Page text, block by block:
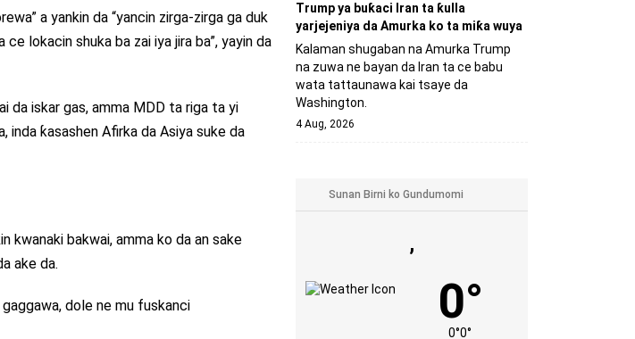
a yankin da “yancin zirga-zirga ga duk
lokacin shuka ba zai iya jira ba”, yayin da
da iskar gas, amma MDD ta riga ta yi
inda ƙasashen Afirka da Asiya suke da
kwanaki bakwai, amma ko da an sake
ake da.
dole ne mu fuskanci
Trump ya buƙaci Iran ta ƙulla
yarjejeniya da Amurka ko ta miƙa wuya
Kalaman shugaban na Amurka Trump
na zuwa ne bayan da Iran ta ce babu
wata tattaunawa kai tsaye da
Washington.
4 Aug, 2026
,
0°
0°0°